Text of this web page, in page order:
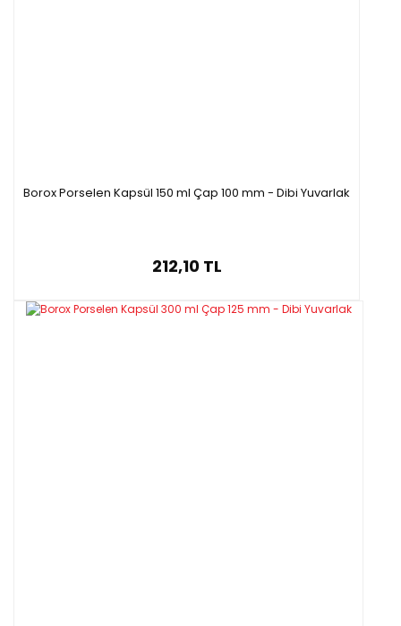
Borox Porselen Kapsül 150 ml Çap 100 mm - Dibi Yuvarlak
212,10 TL